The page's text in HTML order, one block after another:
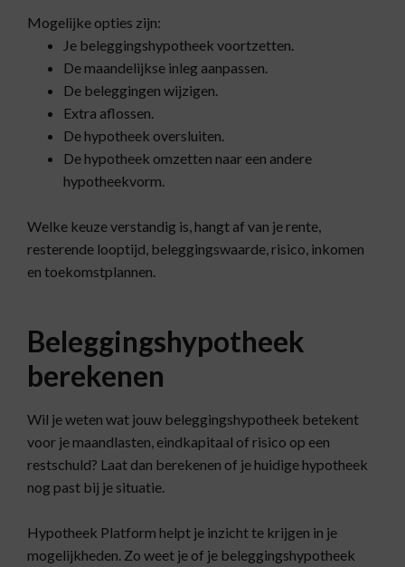
Mogelijke opties zijn:
Je beleggingshypotheek voortzetten.
De maandelijkse inleg aanpassen.
De beleggingen wijzigen.
Extra aflossen.
De hypotheek oversluiten.
De hypotheek omzetten naar een andere
hypotheekvorm.
Welke keuze verstandig is, hangt af van je rente,
resterende looptijd, beleggingswaarde, risico, inkomen
en toekomstplannen.
Beleggingshypotheek
berekenen
Wil je weten wat jouw beleggingshypotheek betekent
voor je maandlasten, eindkapitaal of risico op een
restschuld? Laat dan berekenen of je huidige hypotheek
nog past bij je situatie.
Hypotheek Platform helpt je inzicht te krijgen in je
mogelijkheden. Zo weet je of je beleggingshypotheek